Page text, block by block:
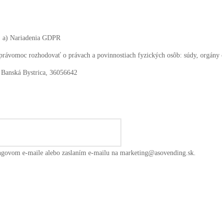
Nariadenia GDPR
rozhodovať o právach a povinnostiach fyzických osôb: súdy, orgány
Bystrica, 36056642
e-maile alebo zaslaním e-mailu na marketing@asovending.sk.